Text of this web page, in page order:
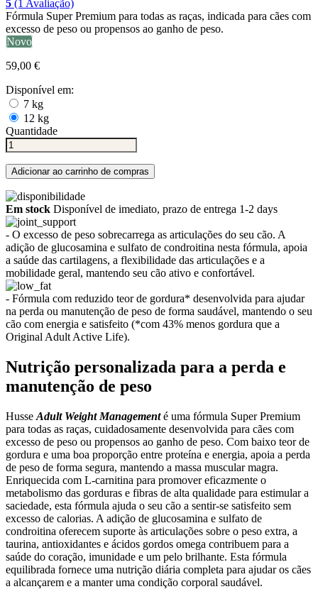
5 (1 Avaliação)
Fórmula Super Premium para todas as raças, indicada para cães com
excesso de peso ou propensos ao ganho de peso.
Novo
59,00 €
Disponível em:
7 kg
12 kg
Quantidade
Adicionar ao carrinho de compras
Em stock Disponível de imediato, prazo de entrega 1-2 days
- O excesso de peso sobrecarrega as articulações do seu cão. A
adição de glucosamina e sulfato de condroitina nesta fórmula, apoia
a saúde das cartilagens, a flexibilidade das articulações e a
mobilidade geral, mantendo seu cão ativo e confortável.
- Fórmula com reduzido teor de gordura* desenvolvida para ajudar
na perda ou manutenção de peso de forma saudável, mantendo o seu
cão com energia e satisfeito (*com 43% menos gordura que a
Original Adult Active Life).
Nutrição personalizada para a perda e
manutenção de peso
Husse Adult Weight Managementé uma fórmula Super Premium
para todas as raças, cuidadosamente desenvolvida para cães com
excesso de peso ou propensos ao ganho de peso. Com baixo teor de
gordura e uma boa proporção entre proteína e energia, apoia a perda
de peso de forma segura, mantendo a massa muscular magra.
Enriquecida com L-carnitina para promover eficazmente o
metabolismo das gorduras e fibras de alta qualidade para estimular a
saciedade, esta fórmula ajuda o seu cão a sentir-se satisfeito sem
excesso de calorias. A adição de glucosamina e sulfato de
condroitina oferecem suporte às articulações sobre o peso extra, a
taurina, antioxidantes e ácidos gordos omega contribuem para a
saúde do coração, imunidade e um pelo brilhante. Esta fórmula
equilibrada fornece uma nutrição diária completa para ajudar os cães
a alcançarem e a manter uma condição corporal saudável.